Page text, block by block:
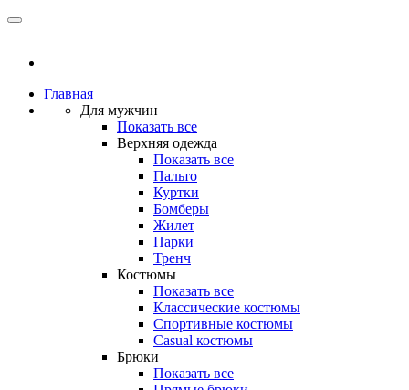
Главная
Для мужчин
Показать все
Верхняя одежда
Показать все
Пальто
Куртки
Бомберы
Жилет
Парки
Тренч
Костюмы
Показать все
Классические костюмы
Спортивные костюмы
Casual костюмы
Брюки
Показать все